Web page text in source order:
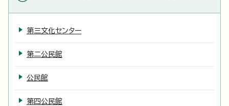
第三文化センター
第二公民館
公民館
第四公民館